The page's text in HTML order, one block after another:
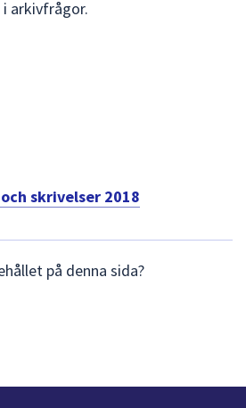
arkivfrågor.
skrivelser 2018
på denna sida?